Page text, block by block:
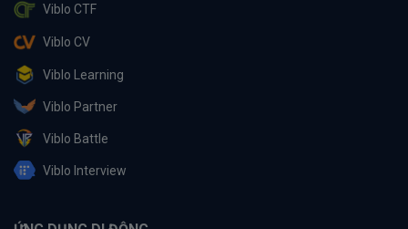
Viblo CTF
Viblo CV
Viblo Learning
Viblo Partner
Viblo Battle
Viblo Interview